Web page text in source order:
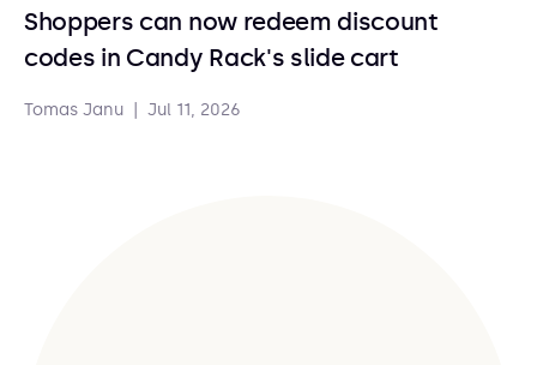
Shoppers can now redeem discount
codes in Candy Rack's slide cart
Tomas Janu Jul 11, 2026